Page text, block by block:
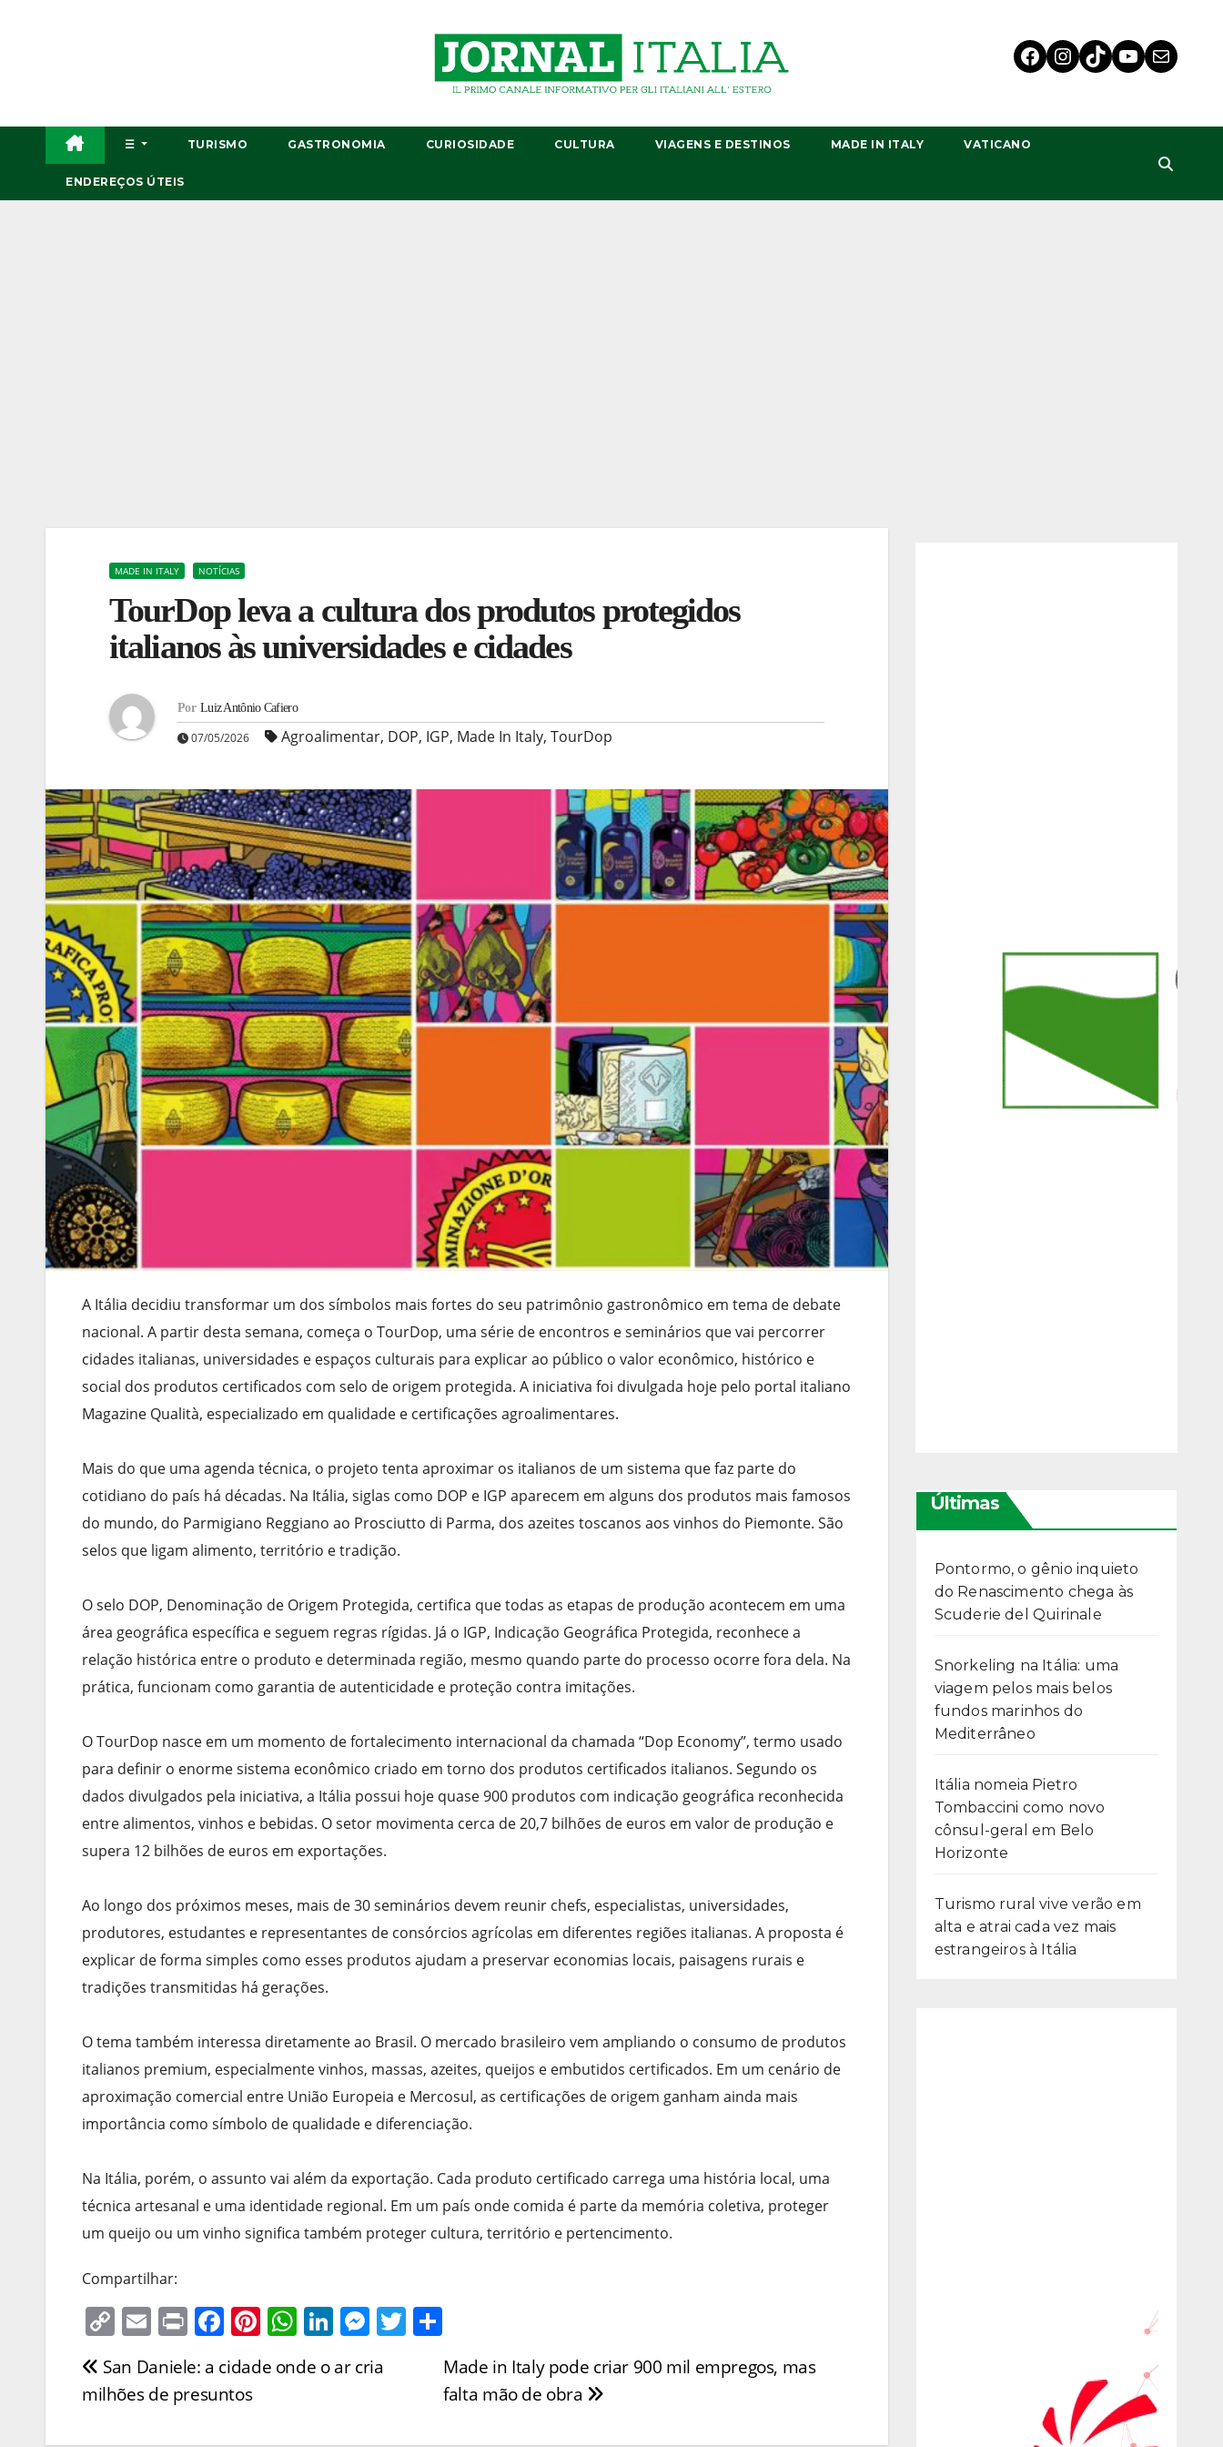
☰ TURISMO GASTRONOMIA CURIOSIDADE CULTURA VIAGENS E DESTINOS MADE IN ITALY VATICANO
ENDEREÇOS ÚTEIS
MADE IN ITALY NOTÍCIAS
TourDop leva a cultura dos produtos protegidos
italianos às universidades e cidades
Por Luiz Antônio Cafiero
07/05/2026 Agroalimentar, DOP, IGP, Made In Italy, TourDop
A Itália decidiu transformar um dos símbolos mais fortes do seu patrimônio gastronômico em tema de debate
nacional. A partir desta semana, começa o TourDop, uma série de encontros e seminários que vai percorrer
cidades italianas, universidades e espaços culturais para explicar ao público o valor econômico, histórico e
social dos produtos certificados com selo de origem protegida. A iniciativa foi divulgada hoje pelo portal italiano
Magazine Qualità, especializado em qualidade e certificações agroalimentares.
Mais do que uma agenda técnica, o projeto tenta aproximar os italianos de um sistema que faz parte do
cotidiano do país há décadas. Na Itália, siglas como DOP e IGP aparecem em alguns dos produtos mais famosos
do mundo, do Parmigiano Reggiano ao Prosciutto di Parma, dos azeites toscanos aos vinhos do Piemonte. São
selos que ligam alimento, território e tradição.
O selo DOP, Denominação de Origem Protegida, certifica que todas as etapas de produção acontecem em uma
área geográfica específica e seguem regras rígidas. Já o IGP, Indicação Geográfica Protegida, reconhece a
relação histórica entre o produto e determinada região, mesmo quando parte do processo ocorre fora dela. Na
prática, funcionam como garantia de autenticidade e proteção contra imitações.
O TourDop nasce em um momento de fortalecimento internacional da chamada “Dop Economy”, termo usado
para definir o enorme sistema econômico criado em torno dos produtos certificados italianos. Segundo os
dados divulgados pela iniciativa, a Itália possui hoje quase 900 produtos com indicação geográfica reconhecida
entre alimentos, vinhos e bebidas. O setor movimenta cerca de 20,7 bilhões de euros em valor de produção e
supera 12 bilhões de euros em exportações.
Ao longo dos próximos meses, mais de 30 seminários devem reunir chefs, especialistas, universidades,
produtores, estudantes e representantes de consórcios agrícolas em diferentes regiões italianas. A proposta é
explicar de forma simples como esses produtos ajudam a preservar economias locais, paisagens rurais e
tradições transmitidas há gerações.
O tema também interessa diretamente ao Brasil. O mercado brasileiro vem ampliando o consumo de produtos
italianos premium, especialmente vinhos, massas, azeites, queijos e embutidos certificados. Em um cenário de
aproximação comercial entre União Europeia e Mercosul, as certificações de origem ganham ainda mais
importância como símbolo de qualidade e diferenciação.
Na Itália, porém, o assunto vai além da exportação. Cada produto certificado carrega uma história local, uma
técnica artesanal e uma identidade regional. Em um país onde comida é parte da memória coletiva, proteger
um queijo ou um vinho significa também proteger cultura, território e pertencimento.
Compartilhar:
C
p
y
Li
E
m
ai
l
Pr
t
F
a
c
e
b
Pi
er
st
W
h
at
A
Li
k
dI
M
e
ss
n
T
h
ar
e
Navegação
de
Made in Italy pode criar 900 mil empregos, mas
falta mão de obra
San Daniele: a cidade onde o ar cria
milhões de presuntos
Últimas
Pontormo, o gênio inquieto
do Renascimento chega às
Scuderie del Quirinale
Snorkeling na Itália: uma
viagem pelos mais belos
fundos marinhos do
Mediterrâneo
Itália nomeia Pietro
Tombaccini como novo
cônsul-geral em Belo
Horizonte
Turismo rural vive verão em
alta e atrai cada vez mais
estrangeiros à Itália